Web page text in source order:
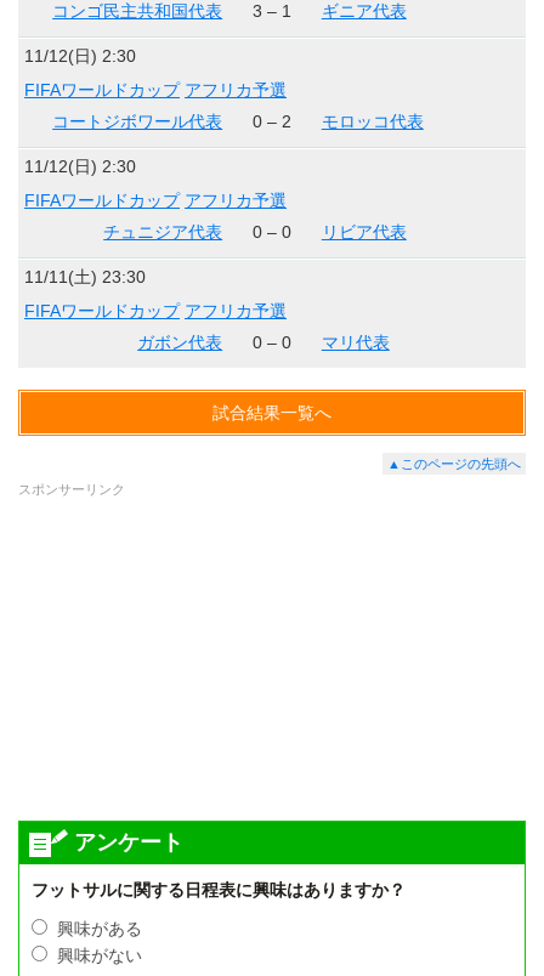
コンゴ民主共和国代表
3 – 1 ギニア代表
11/12(日) 2:30
FIFAワールドカップ アフリカ予選
コートジボワール代表
0 – 2 モロッコ代表
11/12(日) 2:30
FIFAワールドカップ アフリカ予選
チュニジア代表
0 – 0 リビア代表
11/11(土) 23:30
FIFAワールドカップ アフリカ予選
ガボン代表
0 – 0 マリ代表
試合結果一覧へ
▲このページの先頭へ
スポンサーリンク
アンケート
フットサルに関する日程表に興味はありますか？
興味がある
興味がない